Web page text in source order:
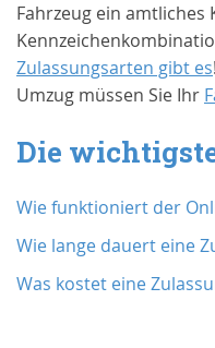
Fahrzeug ein
Zulassungsarten gibt es!
Umzug müssen Sie Ihr
Die
Wie funktioniert der
Wie lange dauert eine
Was kostet eine